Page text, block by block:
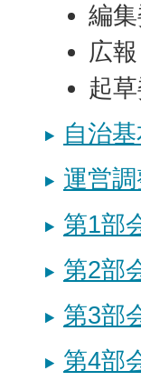
編
広
起
自治
運営
第1部
第2部
第3部
第4部